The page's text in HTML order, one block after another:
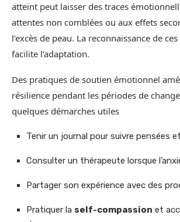
atteint peut laisser des traces
attentes non comblées ou aux effets
l’excès de peau. La reconnaissance de
facilite l’adaptation.
Des pratiques de soutien émotionnel
résilience pendant les périodes de
quelques démarches utiles
Tenir un journal pour suivre pensées
Consulter un thérapeute lorsque
Partager son expérience avec des
Pratiquer la self-compassion et